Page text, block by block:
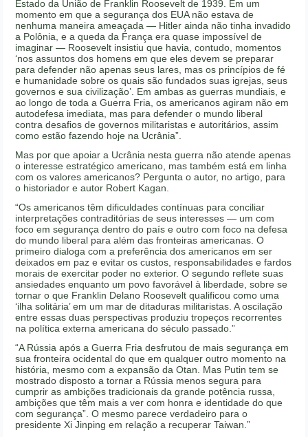
Estado da União de Franklin Roosevelt de 1939. Em um
momento em que a segurança dos EUA não estava de
nenhuma maneira ameaçada — Hitler ainda não tinha invadido
a Polônia, e a queda da França era quase impossível de
imaginar — Roosevelt insistiu que havia, contudo, momentos
‘nos assuntos dos homens em que eles devem se preparar
para defender não apenas seus lares, mas os princípios de fé
e humanidade sobre os quais são fundados suas igrejas, seus
governos e sua civilização’. Em ambas as guerras mundiais, e
ao longo de toda a Guerra Fria, os americanos agiram não em
autodefesa imediata, mas para defender o mundo liberal
contra desafios de governos militaristas e autoritários, assim
como estão fazendo hoje na Ucrânia”.
Mas por que apoiar a Ucrânia nesta guerra não atende apenas
o interesse estratégico americano, mas também está em linha
com os valores americanos? Pergunta o autor, no artigo, para
o historiador e autor Robert Kagan.
“Os americanos têm dificuldades contínuas para conciliar
interpretações contraditórias de seus interesses — um com
foco em segurança dentro do país e outro com foco na defesa
do mundo liberal para além das fronteiras americanas. O
primeiro dialoga com a preferência dos americanos em ser
deixados em paz e evitar os custos, responsabilidades e fardos
morais de exercitar poder no exterior. O segundo reflete suas
ansiedades enquanto um povo favorável à liberdade, sobre se
tornar o que Franklin Delano Roosevelt qualificou como uma
‘ilha solitária’ em um mar de ditaduras militaristas. A oscilação
entre essas duas perspectivas produziu tropeços recorrentes
na política externa americana do século passado.”
“A Rússia após a Guerra Fria desfrutou de mais segurança em
sua fronteira ocidental do que em qualquer outro momento na
história, mesmo com a expansão da Otan. Mas Putin tem se
mostrado disposto a tornar a Rússia menos segura para
cumprir as ambições tradicionais da grande potência russa,
ambições que têm mais a ver com honra e identidade do que
com segurança”. O mesmo parece verdadeiro para o
presidente Xi Jinping em relação a recuperar Taiwan.”